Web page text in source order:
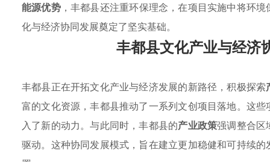
能源优势，丰都县还注重环保理念，在项目实施中将环
化与经济协同发展奠定了坚实基础。
丰都县文化产业与经济
丰都县正在开拓文化产业与经济发展的新路径，积极探索
富的文化资源，丰都县推动了一系列文创项目落地。这
入了新的动力。与此同时，丰都县的产业政策强调整合区
驱动。这种协同发展模式，旨在建立更加稳健和可持续